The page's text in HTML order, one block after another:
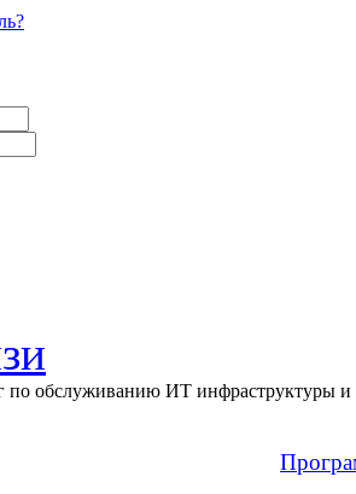
по обслуживанию ИТ инфраструктуры